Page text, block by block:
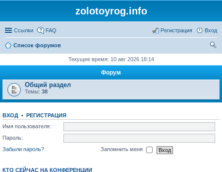
zolotoyrog.info
Ссылки FAQ Вход
Регистрация
Список форумов
Текущее время: 10 авг 2026 18:14
Форум
Общий раздел
Темы: 38
ВХОД • РЕГИСТРАЦИЯ
Имя пользователя:
Пароль:
Забыли пароль?
Запомнить меня
КТО СЕЙЧАС НА КОНФЕРЕНЦИИ